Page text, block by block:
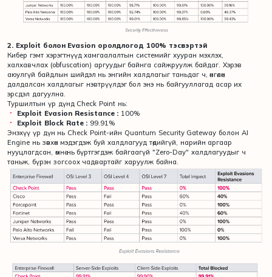
2. Exploit болон Evasion оролдлогод 100% тэсвэртэй
Кибер гэмт хэрэгтнүүд хамгаалалтын системийг хууран мэхлэх,
халхавчлах (obfuscation) аргуудыг байнга сайжруулж байдаг. Хэрэв
аюулгүй байдлын шийдэл нь энгийн халдлагыг таньдаг ч, өнгөлөн
далдалсан халдлагыг нэвтрүүлдэг бол энэ нь байгууллагад асар их
эрсдэл дагуулна.
Туршилтын үр дүнд Check Point нь:
Exploit Evasion Resistance : 100%
Exploit Block Rate : 99.91%
Энэхүү үр дүн нь Check Point-ийн Quantum Security Gateway болон AI
Engine нь зөвхөн мэдэгдэж буй халдлагууд төдийгүй, нарийн аргаар
нууцлагдсан, өмнө нь бүртгэгдэж байгаагүй "Zero-Day" халдлагуудыг ч
таньж, бүрэн зогсоох чадвартайг харуулж байна.